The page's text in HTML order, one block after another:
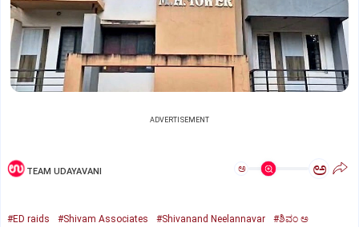
ADVERTISEMENT
TEAM UDAYAVANI ಅ ಅ
#ED raids #Shivam Associates #Shivanand Neelannavar
#ಶಿವಂ ಅ